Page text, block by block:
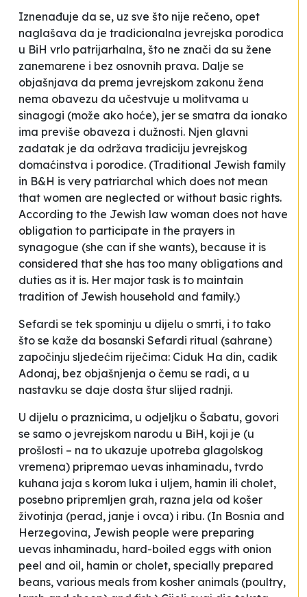
Iznenađuje da se, uz sve što nije rečeno, opet
naglašava da je tradicionalna jevrejska porodica
u BiH vrlo patrijarhalna, što ne znači da su žene
zanemarene i bez osnovnih prava. Dalje se
objašnjava da prema jevrejskom zakonu žena
nema obavezu da učestvuje u molitvama u
sinagogi (može ako hoće), jer se smatra da ionako
ima previše obaveza i dužnosti. Njen glavni
zadatak je da održava tradiciju jevrejskog
domaćinstva i porodice. (Traditional Jewish family
in B&H is very patriarchal which does not mean
that women are neglected or without basic rights.
According to the Jewish law woman does not have
obligation to participate in the prayers in
synagogue (she can if she wants), because it is
considered that she has too many obligations and
duties as it is. Her major task is to maintain
tradition of Jewish household and family.)
Sefardi se tek spominju u dijelu o smrti, i to tako
što se kaže da bosanski Sefardi ritual (sahrane)
započinju sljedećim riječima: Ciduk Ha din, cadik
Adonaj, bez objašnjenja o čemu se radi, a u
nastavku se daje dosta štur slijed radnji.
U dijelu o praznicima, u odjeljku o Šabatu, govori
se samo o jevrejskom narodu u BiH, koji je (u
prošlosti – na to ukazuje upotreba glagolskog
vremena) pripremao uevas inhaminadu, tvrdo
kuhana jaja s korom luka i uljem, hamin ili cholet,
posebno pripremljen grah, razna jela od košer
životinja (perad, janje i ovca) i ribu. (In Bosnia and
Herzegovina, Jewish people were preparing
uevas inhaminadu, hard-boiled eggs with onion
peel and oil, hamin or cholet, specially prepared
beans, various meals from kosher animals (poultry,